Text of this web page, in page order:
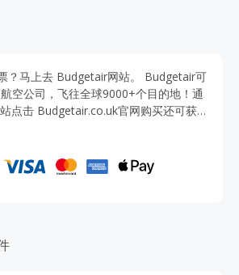
？马上去 Budgetair网站。 Budgetair可
空公司，飞往全球9000+个目的地！通
点击 Budgetair.co.uk官网购买还可获得